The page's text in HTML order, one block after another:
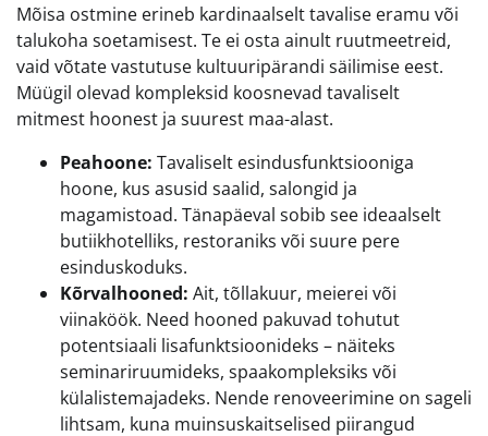
Mõisa ostmine erineb kardinaalselt tavalise eramu või
talukoha soetamisest. Te ei osta ainult ruutmeetreid,
vaid võtate vastutuse kultuuripärandi säilimise eest.
Müügil olevad kompleksid koosnevad tavaliselt
mitmest hoonest ja suurest maa-alast.
Peahoone: Tavaliselt esindusfunktsiooniga
hoone, kus asusid saalid, salongid ja
magamistoad. Tänapäeval sobib see ideaalselt
butiikhotelliks, restoraniks või suure pere
esinduskoduks.
Kõrvalhooned: Ait, tõllakuur, meierei või
viinaköök. Need hooned pakuvad tohutut
potentsiaali lisafunktsioonideks – näiteks
seminariruumideks, spaakompleksiks või
külalistemajadeks. Nende renoveerimine on sageli
lihtsam, kuna muinsuskaitselised piirangud